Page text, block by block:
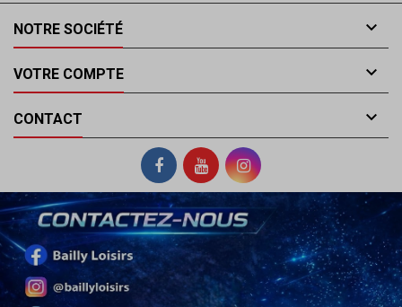
NOTRE SOCIÉTÉ 
VOTRE COMPTE 
CONTACT 